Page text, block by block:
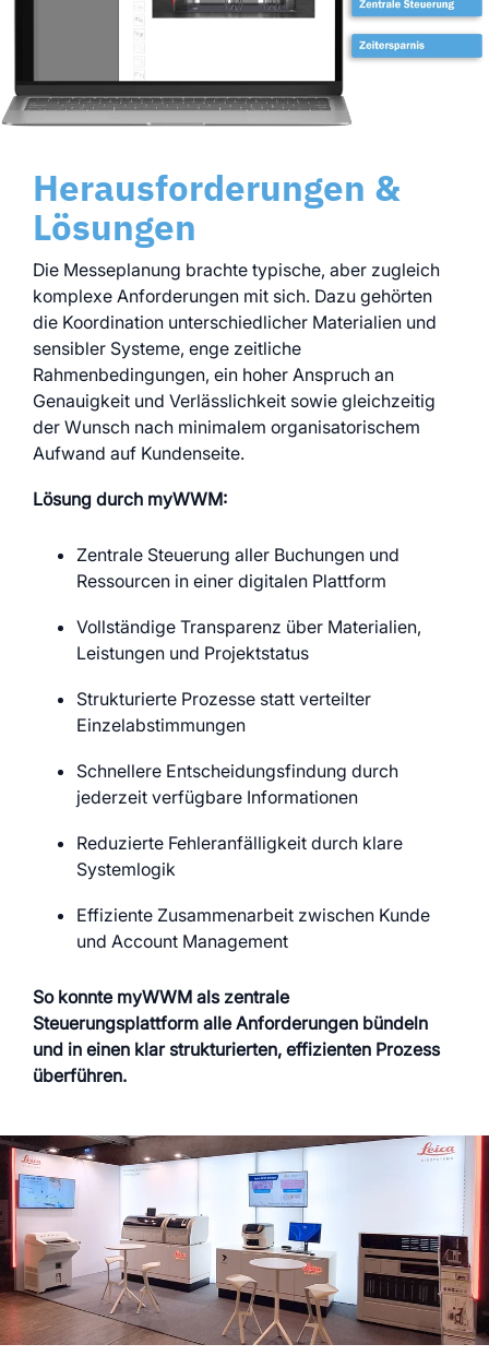
Herausforderungen &
Lösungen
Die Messeplanung brachte typische, aber zugleich
komplexe Anforderungen mit sich. Dazu gehörten
die Koordination unterschiedlicher Materialien und
sensibler Systeme, enge zeitliche
Rahmenbedingungen, ein hoher Anspruch an
Genauigkeit und Verlässlichkeit sowie gleichzeitig
der Wunsch nach minimalem organisatorischem
Aufwand auf Kundenseite.
Lösung durch myWWM:
Zentrale Steuerung aller Buchungen und
Ressourcen in einer digitalen Plattform
Vollständige Transparenz über Materialien,
Leistungen und Projektstatus
Strukturierte Prozesse statt verteilter
Einzelabstimmungen
Schnellere Entscheidungsfindung durch
jederzeit verfügbare Informationen
Reduzierte Fehleranfälligkeit durch klare
Systemlogik
Effiziente Zusammenarbeit zwischen Kunde
und Account Management
So konnte myWWM als zentrale
Steuerungsplattform alle Anforderungen bündeln
und in einen klar strukturierten, effizienten Prozess
überführen.